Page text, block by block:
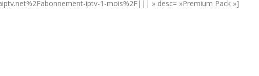
iptv-1-mois%2F||| » desc= »Premium Pack »]